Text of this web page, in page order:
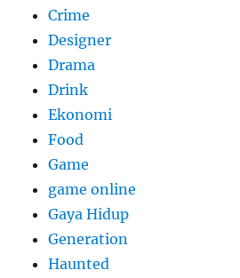
Crime
Designer
Drama
Drink
Ekonomi
Food
Game
game online
Gaya Hidup
Generation
Haunted